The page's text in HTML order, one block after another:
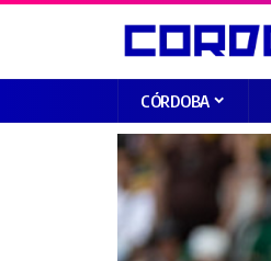
CÓRDOBA